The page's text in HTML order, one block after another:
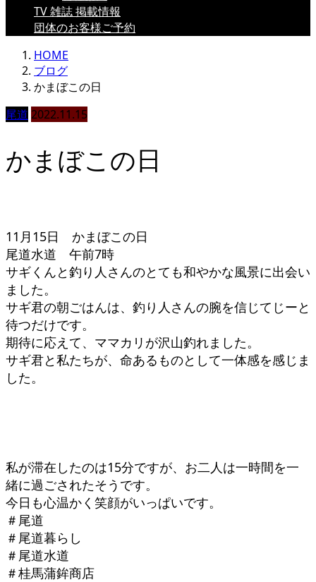
TV 雑誌 掲載情報
団体のお客様ご予約
HOME
ブログ
かまぼこの日
尾道 2022.11.15
かまぼこの日
11月15日 かまぼこの日
尾道水道 午前7時
サギくんと釣り人さんのとても和やかな風景に出会い
ました。
サギ君の朝ごはんは、釣り人さんの腕を信じてじーと
待つだけです。
期待に応えて、ママカリが沢山釣れました。
サギ君と私たちが、命あるものとして一体感を感じま
した。
私が滞在したのは15分ですが、お二人は一時間を一
緒に過ごされたそうです。
今日も心温かく笑顔がいっぱいです。
＃尾道
＃尾道暮らし
＃尾道水道
＃桂馬蒲鉾商店